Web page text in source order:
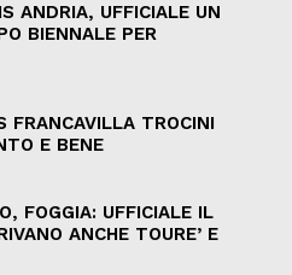
ANDRIA, UFFICIALE UN
BIENNALE PER
TROCINI
E BENE
FOGGIA: UFFICIALE IL
ANCHE TOURE’ E